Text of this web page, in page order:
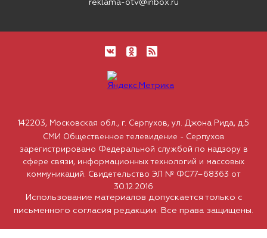
reklama-otv@inbox.ru
Использование материалов допускается только с
письменного согласия редакции. Все права защищены.
142203, Московская обл., г. Серпухов, ул. Джона Рида, д.5
СМИ Общественное телевидение - Серпухов
зарегистрировано Федеральной службой по надзору в
сфере связи, информационных технологий и массовых
коммуникаций. Свидетельство ЭЛ № ФС77–68363 от
30.12.2016